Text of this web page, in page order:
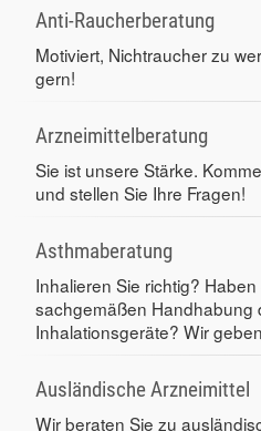
Anti-Raucherberatung
Motiviert, Nichtraucher zu
gern!
Arzneimittelberatung
Sie ist unsere Stärke.
und stellen Sie Ihre Fragen!
Asthmaberatung
Inhalieren Sie richtig?
sachgemäßen Handhabung
Inhalationsgeräte? Wir
Ausländische Arzneimittel
Wir beraten Sie zu